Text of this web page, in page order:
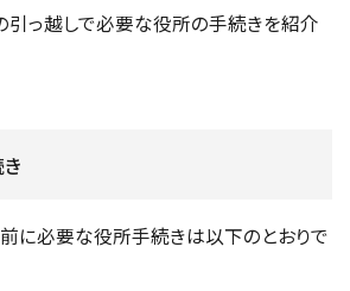
引っ越しで必要な役所の手続きを紹介
に必要な役所手続きは以下のとおりで